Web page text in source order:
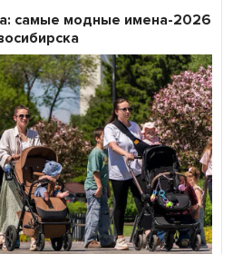
самые модные имена-2026